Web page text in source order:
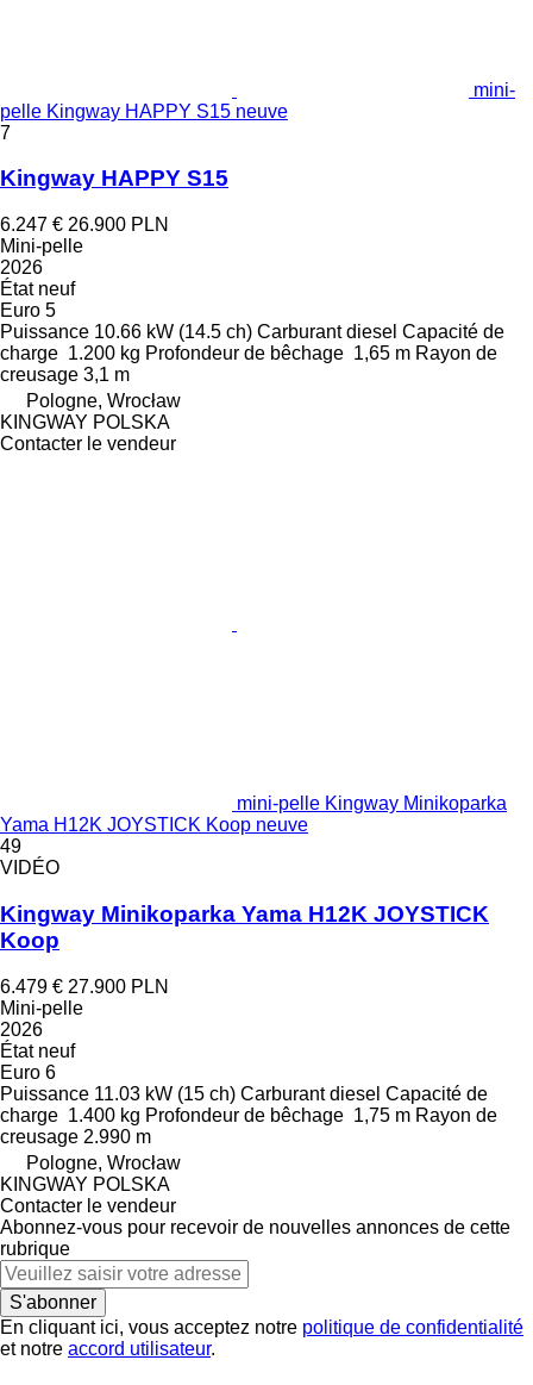
mini-
pelle Kingway HAPPY S15 neuve
7
Kingway HAPPY S15
6.247 € 26.900 PLN
Mini-pelle
2026
Étatneuf
Euro 5
Puissance 10.66 kW (14.5 ch) Carburant diesel Capacité de
charge 1.200 kg Profondeur de bêchage 1,65 m Rayon de
creusage 3,1 m
Pologne, Wrocław
KINGWAY POLSKA
Contacter le vendeur
mini-pelle Kingway Minikoparka
Yama H12K JOYSTICK Koop neuve
49
VIDÉO
Kingway Minikoparka Yama H12K JOYSTICK
Koop
6.479 € 27.900 PLN
Mini-pelle
2026
Étatneuf
Euro 6
Puissance 11.03 kW (15 ch) Carburant diesel Capacité de
charge 1.400 kg Profondeur de bêchage 1,75 m Rayon de
creusage 2.990 m
Pologne, Wrocław
KINGWAY POLSKA
Contacter le vendeur
Abonnez-vous pour recevoir de nouvelles annonces de cette
rubrique
S'abonner
En cliquant ici, vous acceptez notre politique de confidentialité
et notre accord utilisateur.